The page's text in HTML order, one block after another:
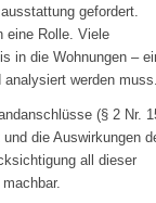
gefordert.
eine Rolle. Viele
in die Wohnungen –
werden muss.
(§ 2 Nr.
die Auswirkungen
all dieser